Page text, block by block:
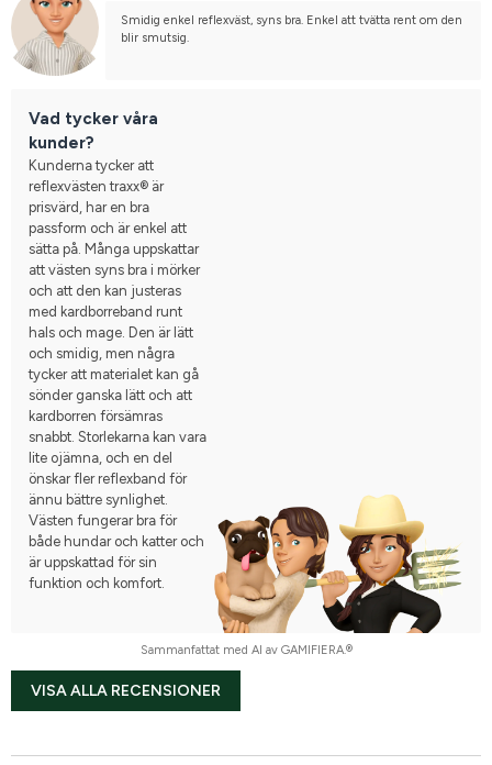
Smidig enkel reflexväst, syns bra. Enkel att tvätta rent om den
blir smutsig.
Vad tycker våra
kunder?
Kunderna tycker att
reflexvästen traxx® är
prisvärd, har en bra
passform och är enkel att
sätta på. Många uppskattar
att västen syns bra i mörker
och att den kan justeras
med kardborreband runt
hals och mage. Den är lätt
och smidig, men några
tycker att materialet kan gå
sönder ganska lätt och att
kardborren försämras
snabbt. Storlekarna kan vara
lite ojämna, och en del
önskar fler reflexband för
ännu bättre synlighet.
Västen fungerar bra för
både hundar och katter och
är uppskattad för sin
funktion och komfort.
Sammanfattat med AI av GAMIFIERA.®
VISA ALLA RECENSIONER